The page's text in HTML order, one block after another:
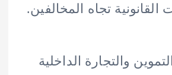
تجاه المخالفين.
الداخلية